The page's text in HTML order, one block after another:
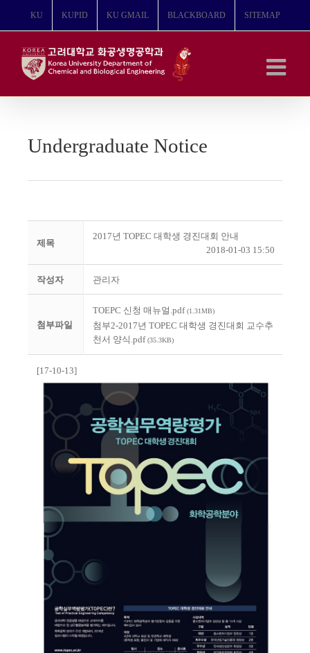
뛰
KU KUPID KU GMAIL BLACKBOARD SITEMAP
Undergraduate Notice
제목
2017년 TOPEC 대학생 경진대회 안내
2018-01-03 15:50
작성자 관리자
첨부파일
TOEPC 신청 매뉴얼.pdf(1.31MB)
첨부2-2017년 TOPEC 대학생 경진대회 교수추
천서 양식.pdf(35.3KB)
[17-10-13]